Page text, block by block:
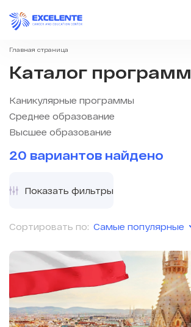
Главная страница
Каталог программ
Каникулярные программы
Среднее образование
Высшее образование
20 вариантов найдено
Сортировать по: Самые популярные
Показать фильтры